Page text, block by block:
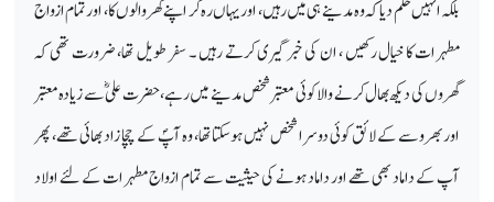
بلکہ انہیں حکم دیا کہ وہ مدینے ہی میں رہیں ، اور یہاں رہ کر اپنے گھر والوں کا، اور تمام ازواج
مطہرات کا خیال رکھیں ، ان کی خبر گیری کرتے رہیں ۔ سفر طویل تھا، ضرورت تھی کہ
گھروں کی دیکھ بھال کرنے والا کوئی معتبر شخص مدینے میں رہے، حضرت علی ؓسے زیادہ معتبر
اور بھروسے کے لائق کوئی دوسرا شخص نہیں ہوسکتا تھا، وہ آپؐ کے چچا زاد بھائی تھے، پھر
آپ کے داماد بھی تھے اور داماد ہونے کی حیثیت سے تمام ازواج مطہرات کے لئے اولاد